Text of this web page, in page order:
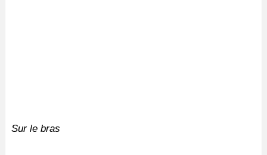
Sur le bras